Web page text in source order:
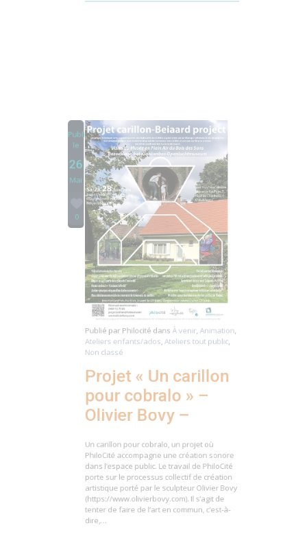
26
Publié par dans
Ateliers enfants/ados,Ateliers tout public
Non classé
Projet « Un carillon
pour cobralo » –
Olivier Bovy –
Un carillon pour cobralo, un projet où
PhiloCité accompagne une création sonore
dans l’espace public. Le travail de PhiloCité
porte sur le processus collectif de création
artistique porté par le sculpteur Olivier Bovy
(https://www.olivierbovy.com). Il s’agit de